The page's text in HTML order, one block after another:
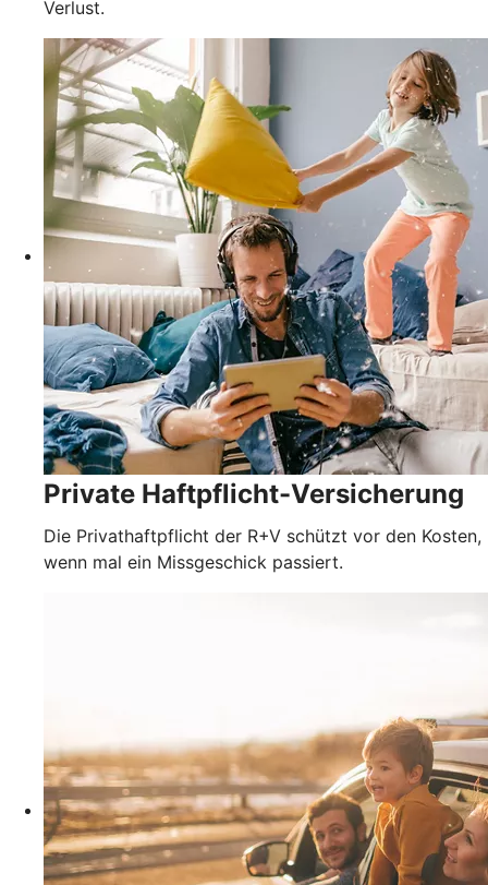
Verlust.
Private Haftpflicht-Versicherung
Die Privathaftpflicht der R+V schützt vor den Kosten,
wenn mal ein Missgeschick passiert.